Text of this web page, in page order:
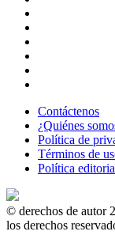
Contáctenos
¿Quiénes
Política de
Términos de
Política
© derechos de autor
los derechos